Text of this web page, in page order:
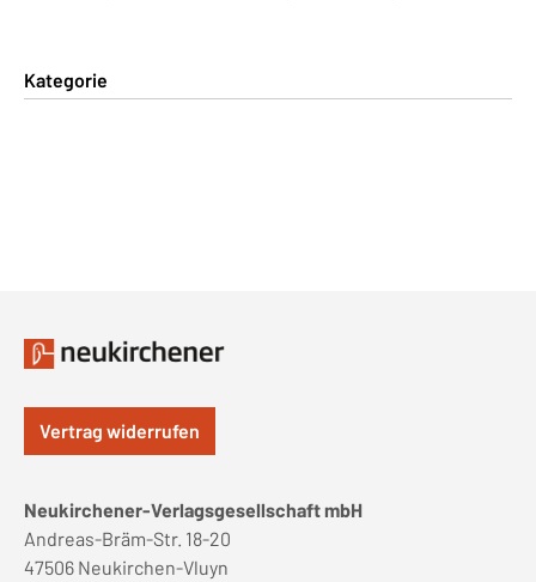
Kategorie
Vertrag widerrufen
Neukirchener-Verlagsgesellschaft mbH
Andreas-Bräm-Str. 18-20
47506 Neukirchen-Vluyn